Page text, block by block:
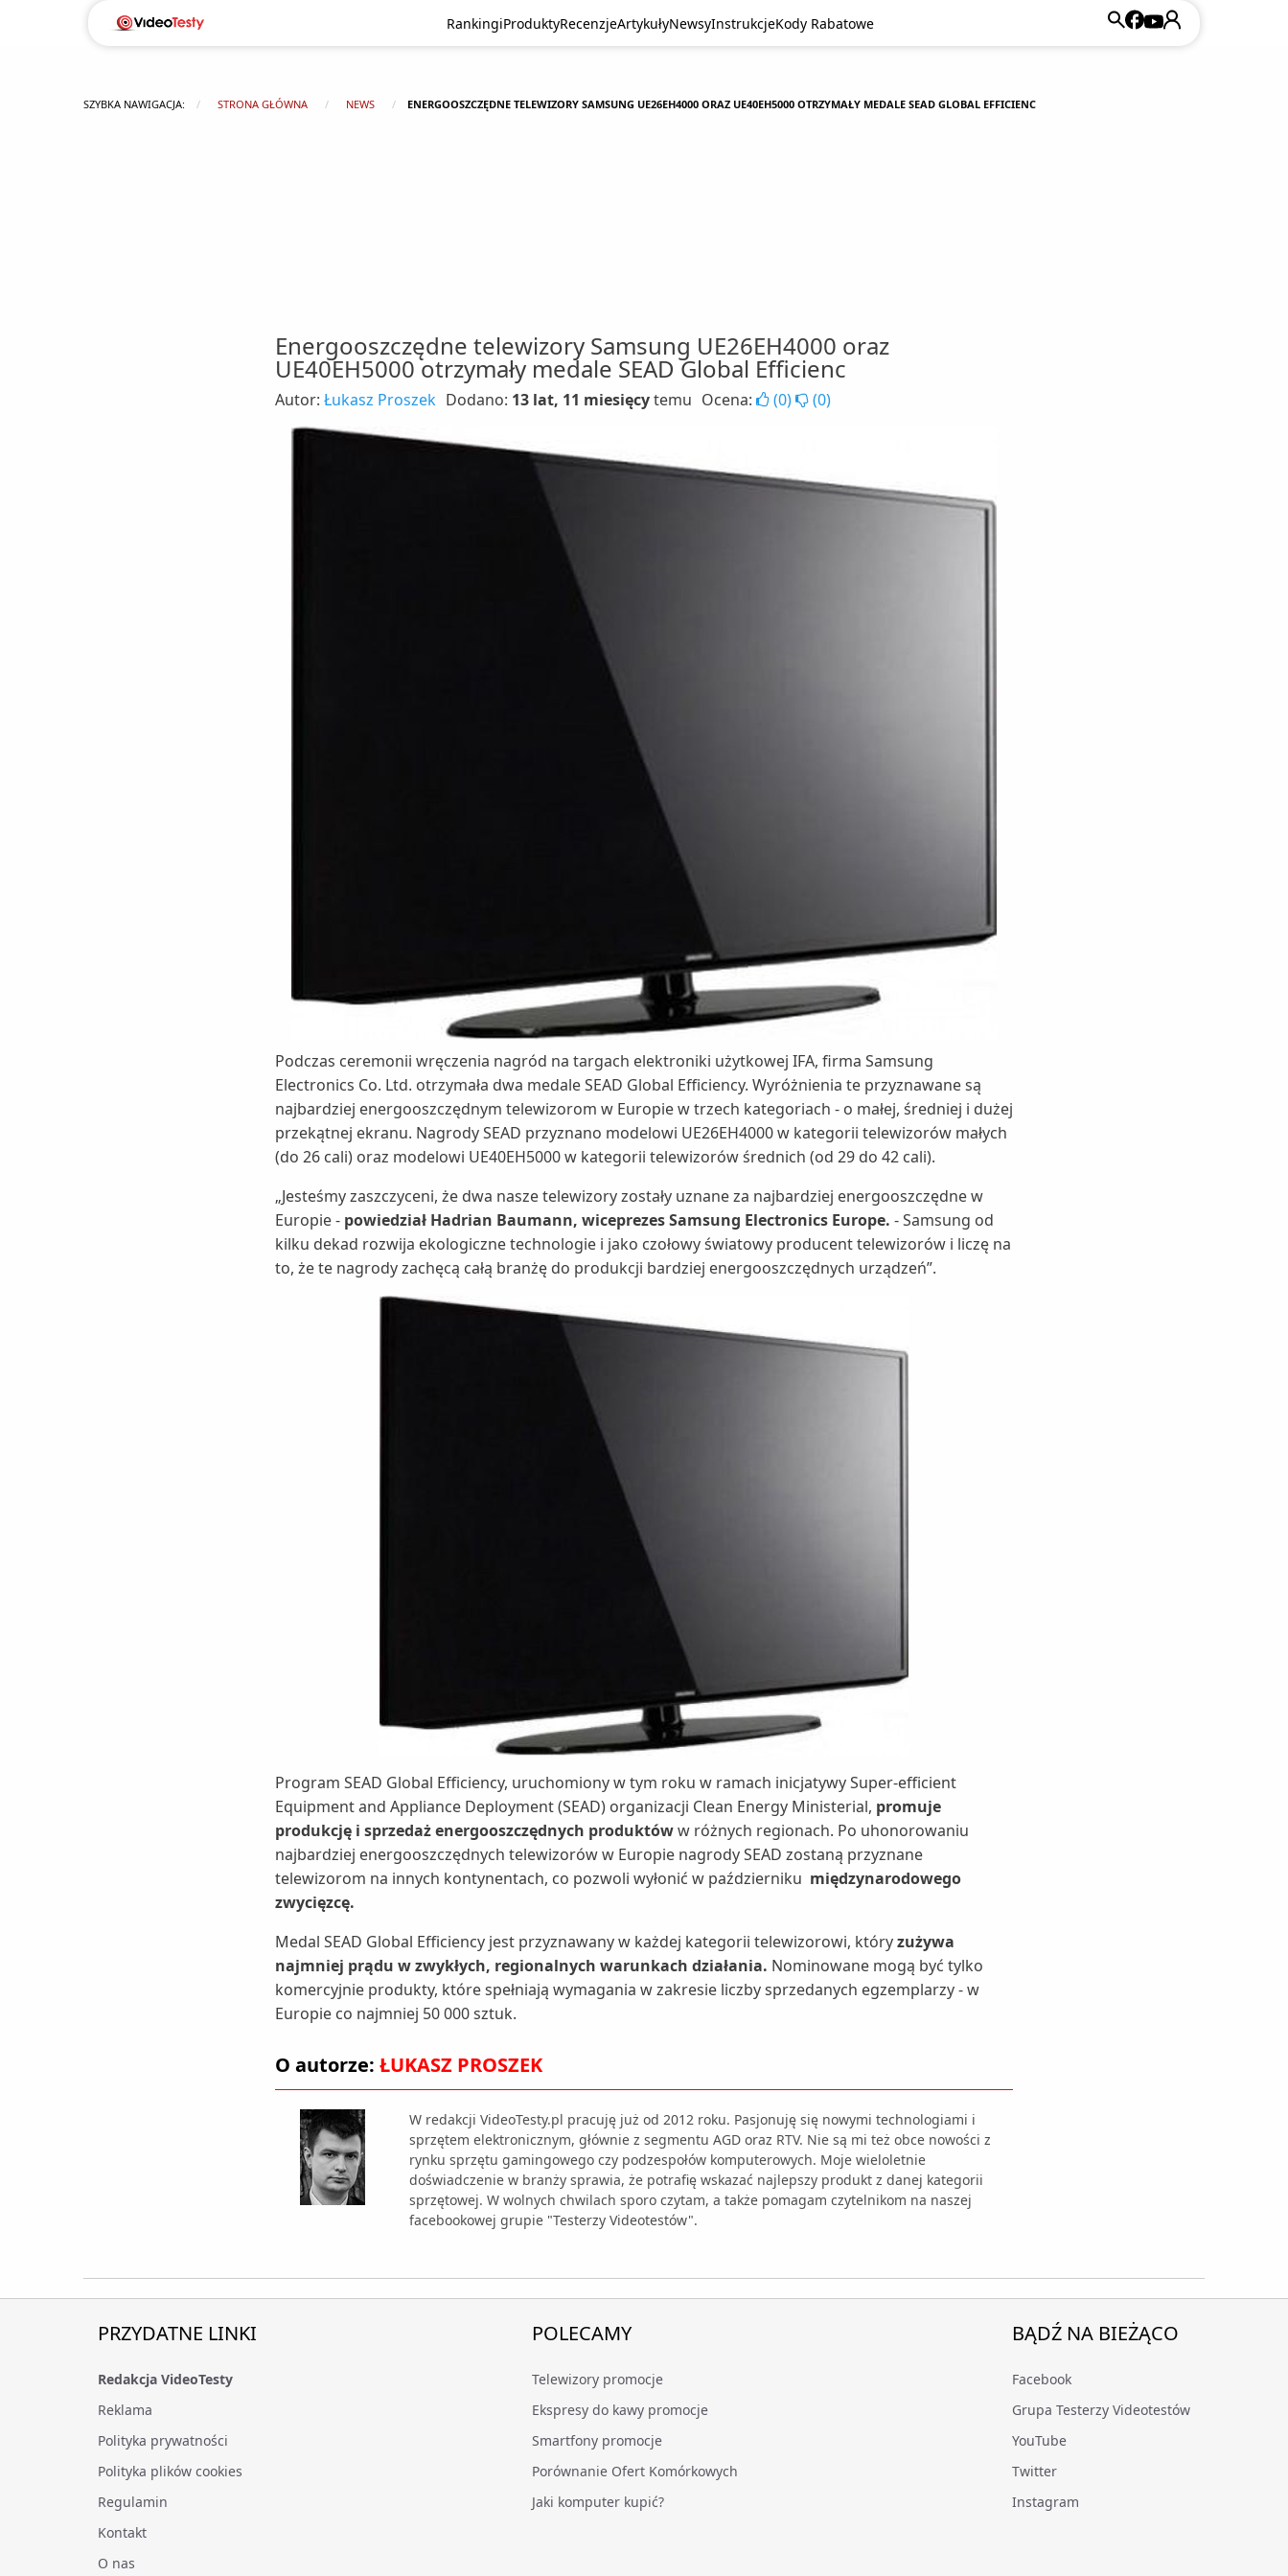
RankingiProduktyRecenzjeArtykułyNewsyInstrukcjeKody Rabatowe
SZYBKA NAWIGACJA: STRONA GŁÓWNA NEWS ENERGOOSZCZĘDNE TELEWIZORY SAMSUNG UE26EH4000 ORAZ UE40EH5000 OTRZYMAŁY MEDALE SEAD GLOBAL EFFICIENC
Energooszczędne telewizory Samsung UE26EH4000 oraz
UE40EH5000 otrzymały medale SEAD Global Efficienc
Autor: Łukasz Proszek Dodano: 13 lat, 11 miesięcytemu Ocena: (0) (0)
Podczas ceremonii wręczenia nagród na targach elektroniki użytkowej IFA, firma Samsung
Electronics Co. Ltd. otrzymała dwa medale SEAD Global Efficiency. Wyróżnienia te przyznawane są
najbardziej energooszczędnym telewizorom w Europie w trzech kategoriach - o małej, średniej i dużej
przekątnej ekranu. Nagrody SEAD przyznano modelowi UE26EH4000 w kategorii telewizorów małych
(do 26 cali) oraz modelowi UE40EH5000 w kategorii telewizorów średnich (od 29 do 42 cali).
„Jesteśmy zaszczyceni, że dwa nasze telewizory zostały uznane za najbardziej energooszczędne w
Europie - powiedział Hadrian Baumann, wiceprezes Samsung Electronics Europe. - Samsung od
kilku dekad rozwija ekologiczne technologie i jako czołowy światowy producent telewizorów i liczę na
to, że te nagrody zachęcą całą branżę do produkcji bardziej energooszczędnych urządzeń”.
Program SEAD Global Efficiency, uruchomiony w tym roku w ramach inicjatywy Super-efficient
Equipment and Appliance Deployment (SEAD) organizacji Clean Energy Ministerial, promuje
produkcję i sprzedaż energooszczędnych produktóww różnych regionach. Po uhonorowaniu
najbardziej energooszczędnych telewizorów w Europie nagrody SEAD zostaną przyznane
telewizorom na innych kontynentach, co pozwoli wyłonić w październiku międzynarodowego
zwycięzcę.
Medal SEAD Global Efficiency jest przyznawany w każdej kategorii telewizorowi, któryzużywa
najmniej prądu w zwykłych, regionalnych warunkach działania. Nominowane mogą być tylko
komercyjnie produkty, które spełniają wymagania w zakresie liczby sprzedanych egzemplarzy - w
Europie co najmniej 50 000 sztuk.
O autorze: ŁUKASZ PROSZEK
W redakcji VideoTesty.pl pracuję już od 2012 roku. Pasjonuję się nowymi technologiami i
sprzętem elektronicznym, głównie z segmentu AGD oraz RTV. Nie są mi też obce nowości z
rynku sprzętu gamingowego czy podzespołów komputerowych. Moje wieloletnie
doświadczenie w branży sprawia, że potrafię wskazać najlepszy produkt z danej kategorii
sprzętowej. W wolnych chwilach sporo czytam, a także pomagam czytelnikom na naszej
facebookowej grupie "Testerzy Videotestów".
PRZYDATNE LINKI
Redakcja VideoTesty
Reklama
Polityka prywatności
Polityka plików cookies
Regulamin
Kontakt
O nas
POLECAMY
Telewizory promocje
Ekspresy do kawy promocje
Smartfony promocje
Porównanie Ofert Komórkowych
Jaki komputer kupić?
BĄDŹ NA BIEŻĄCO
Facebook
Grupa Testerzy Videotestów
YouTube
Twitter
Instagram